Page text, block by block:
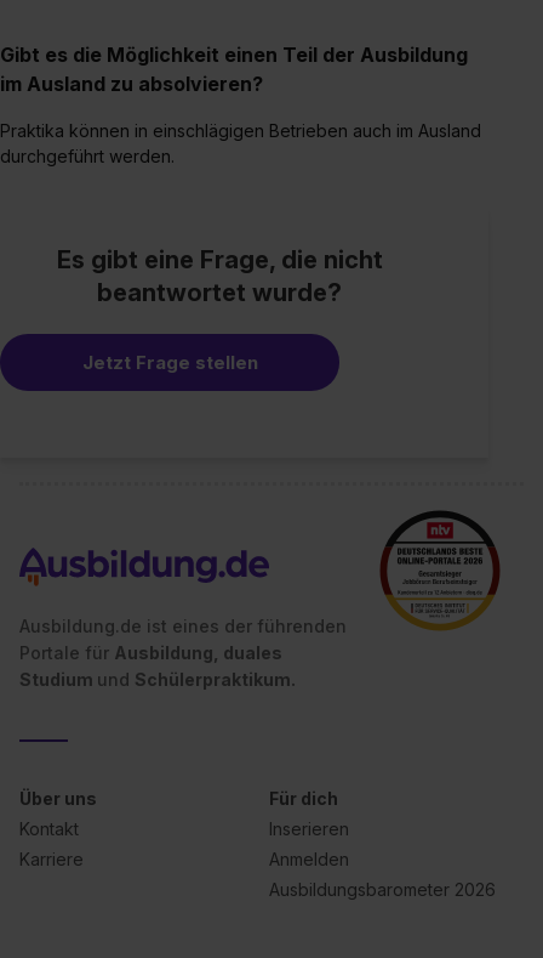
Gibt es die Möglichkeit einen Teil der Ausbildung
im Ausland zu absolvieren?
Praktika können in einschlägigen Betrieben auch im Ausland
durchgeführt werden.
Es gibt eine Frage, die nicht
beantwortet wurde?
Jetzt Frage stellen
Ausbildung.de ist eines der führenden
Portale für Ausbildung, duales
Studium und Schülerpraktikum.
Über uns
Kontakt
Karriere
Für dich
Inserieren
Anmelden
Ausbildungsbarometer 2026